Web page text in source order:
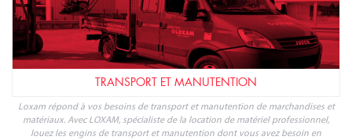
LOXAM présente sa gamme dédiée à l'élévation de personnes, pour faciliter tout
travail en hauteur, sur poste fixe ou mobile, jusqu'à 25 mètres : optez pour la
location de nacelle, plateforme, échafaudage, monte-matériaux ou ascenseur de
chantier en ligne. Retrouvez nos tarifs de location de matériel d'élévation pour
particuliers ou professionnels et faites une réservation en ligne.